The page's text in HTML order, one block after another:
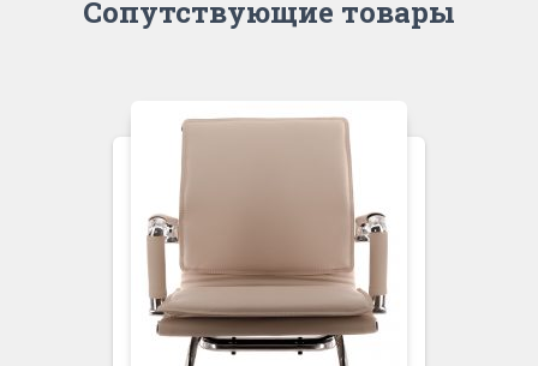
Сопутствующие товары